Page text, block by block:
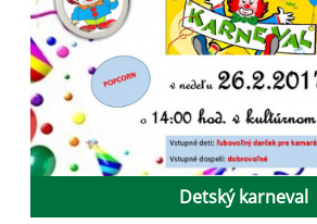
Detský karneval